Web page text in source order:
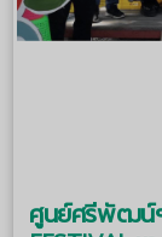
ศูนย์ศรีพัฒน์ฯ